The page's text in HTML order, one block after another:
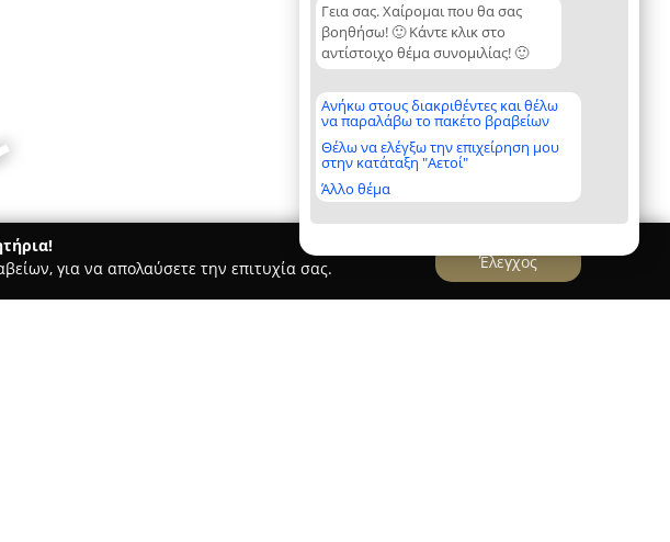
Γεια σας. Χαίρομαι που θα σας
βοηθήσω! 🙂 Κάντε κλικ στο
αντίστοιχο θέμα συνομιλίας! 🙂
Ανήκω στους διακριθέντες και θέλω
να παραλάβω το πακέτο βραβείων
Θέλω να ελέγξω την επιχείρηση μου
στην κατάταξη "Αετοί"
Άλλο θέμα
για να απολαύσετε την επιτυχία σας.
Έλεγχος